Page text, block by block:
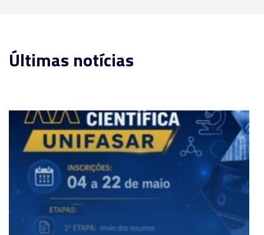
Últimas notícias